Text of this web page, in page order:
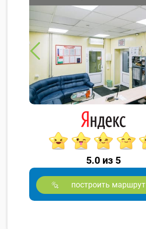
5.0 из 5
построить маршрут